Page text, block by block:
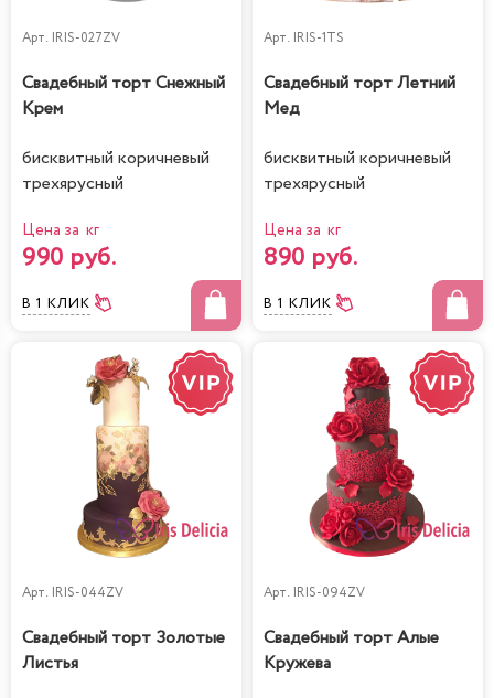
Арт. IRIS-027ZV
Свадебный торт Снежный
Крем
бисквитный коричневый
трехярусный
Цена за кг
990 руб.
В 1 КЛИК
Арт. IRIS-1TS
Свадебный торт Летний
Мед
бисквитный коричневый
трехярусный
Цена за кг
890 руб.
В 1 КЛИК
Арт. IRIS-044ZV
Свадебный торт Золотые
Листья
Арт. IRIS-094ZV
Свадебный торт Алые
Кружева